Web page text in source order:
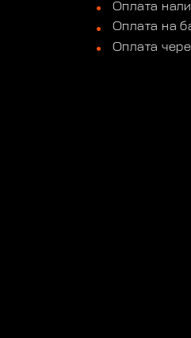
Оплата
Оплата на
Оплата